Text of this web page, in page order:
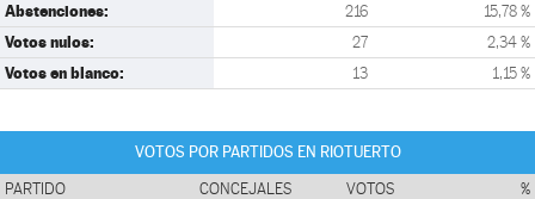
Abstenciones: 216 15,78 %
Votos nulos: 27 2,34 %
Votos en blanco: 13 1,15 %
VOTOS POR PARTIDOS EN RIOTUERTO
PARTIDO CONCEJALES VOTOS %